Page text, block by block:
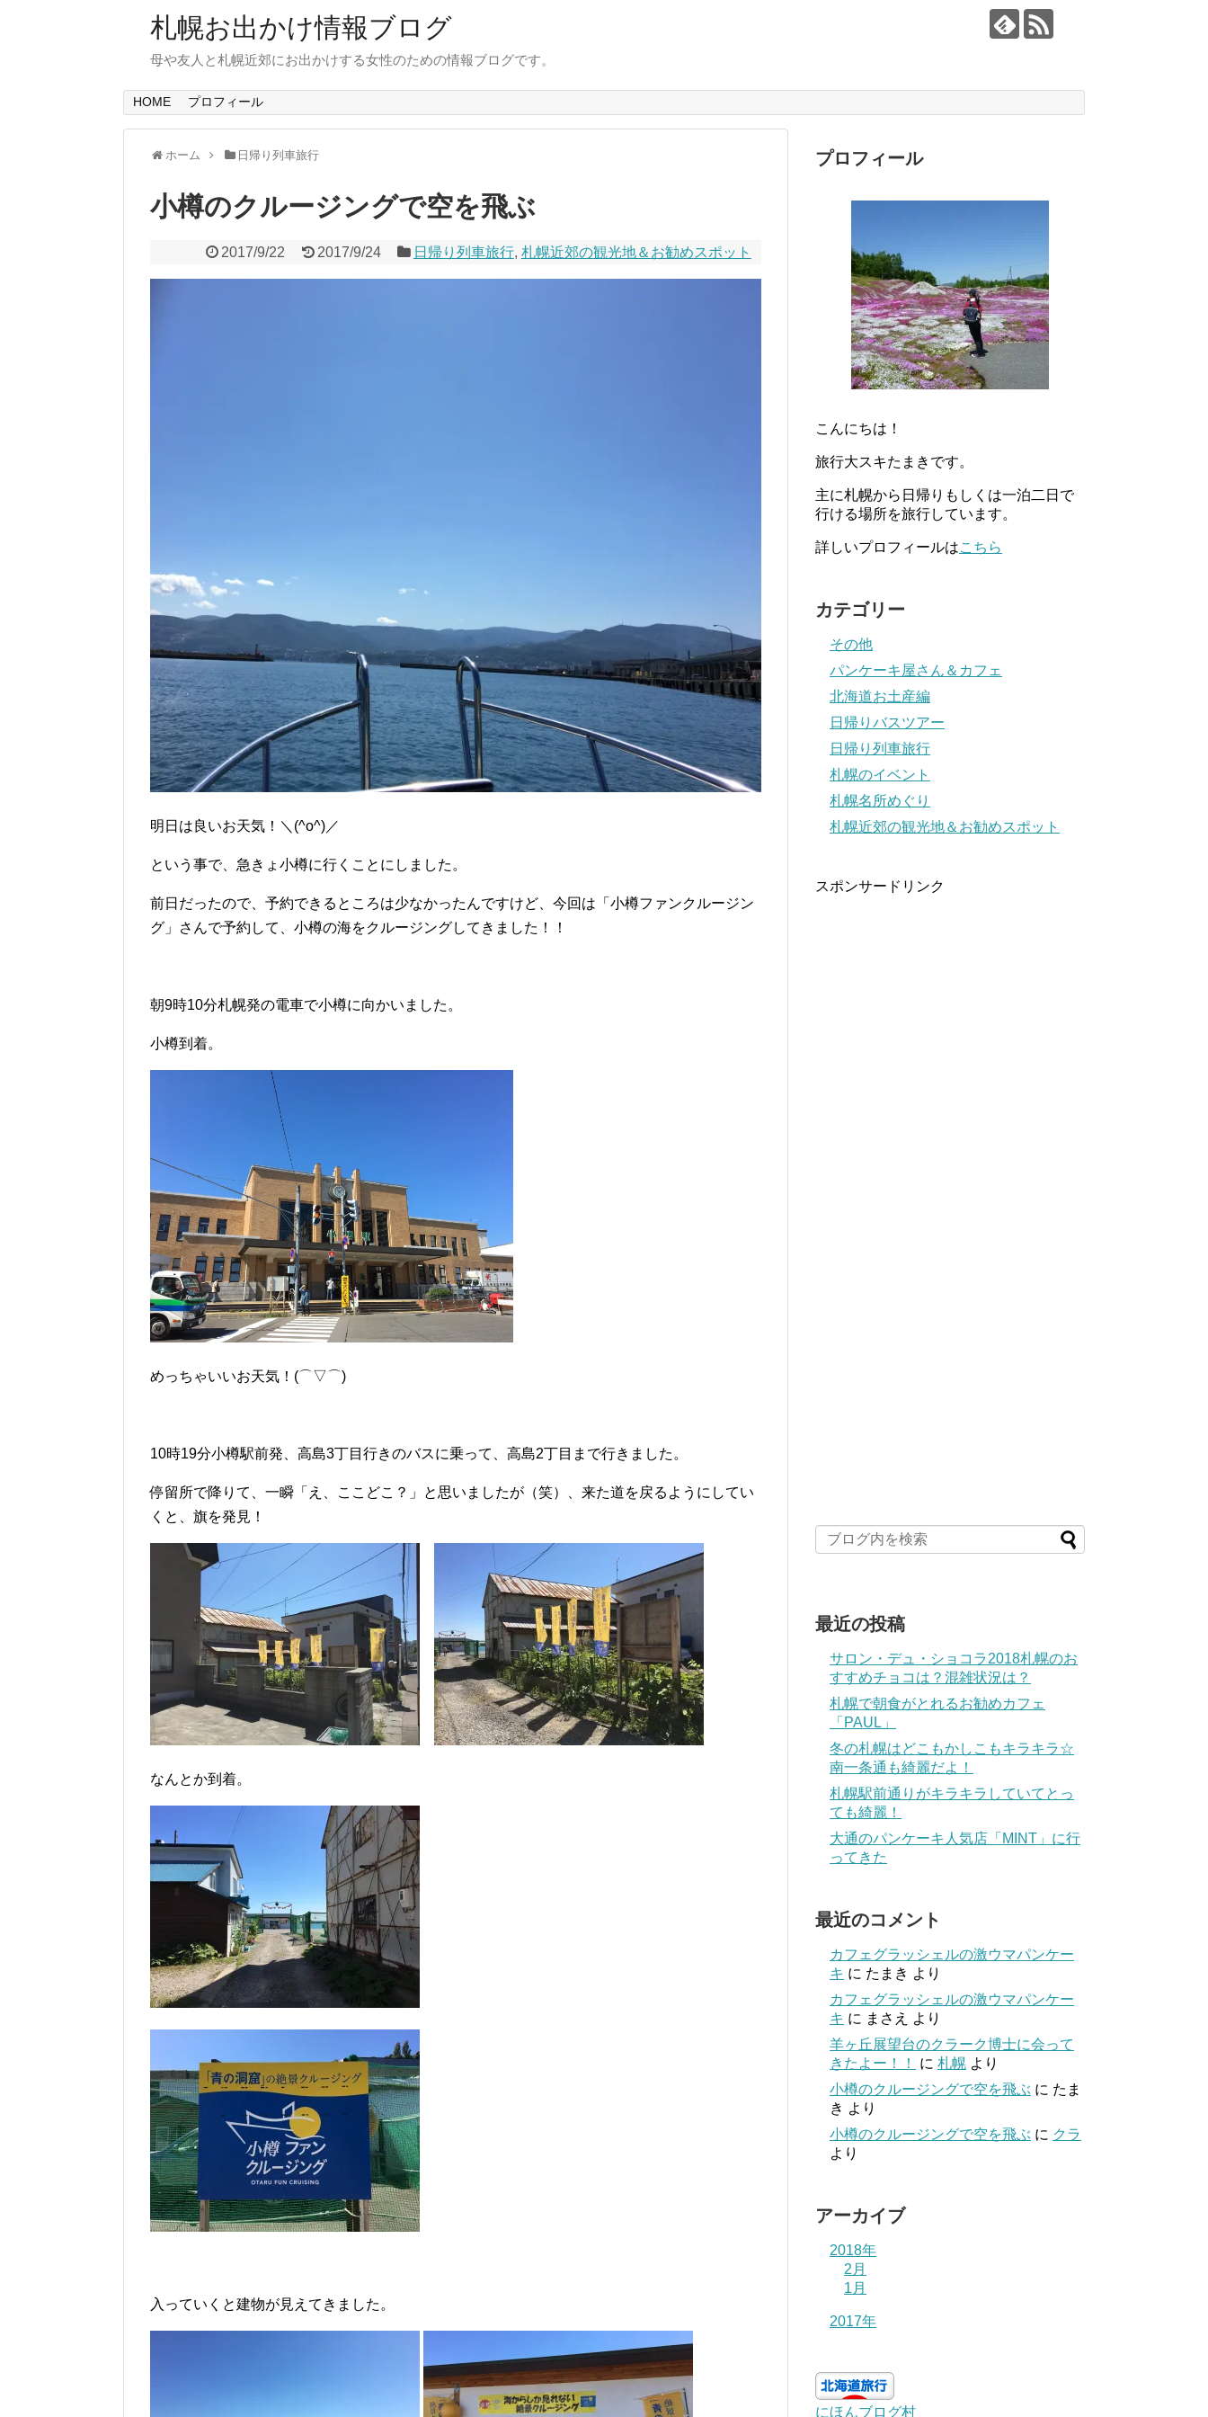
札幌お出かけ情報ブログ
母や友人と札幌近郊にお出かけする女性のための情報ブログです。
HOME プロフィール
ホーム 日帰り列車旅行
小樽のクルージングで空を飛ぶ
2017/9/22 2017/9/24 日帰り列車旅行, 札幌近郊の観光地＆お勧めスポット
明日は良いお天気！＼(^o^)／
という事で、急きょ小樽に行くことにしました。
前日だったので、予約できるところは少なかったんですけど、今回は「小樽ファンクルージン
グ」さんで予約して、小樽の海をクルージングしてきました！！
朝9時10分札幌発の電車で小樽に向かいました。
小樽到着。
めっちゃいいお天気！(⌒▽⌒)
10時19分小樽駅前発、高島3丁目行きのバスに乗って、高島2丁目まで行きました。
停留所で降りて、一瞬「え、ここどこ？」と思いましたが（笑）、来た道を戻るようにしてい
くと、旗を発見！
なんとか到着。
入っていくと建物が見えてきました。
プロフィール
こんにちは！
旅行大スキたまきです。
主に札幌から日帰りもしくは一泊二日で
行ける場所を旅行しています。
詳しいプロフィールはこちら
カテゴリー
その他
パンケーキ屋さん＆カフェ
北海道お土産編
日帰りバスツアー
日帰り列車旅行
札幌のイベント
札幌名所めぐり
札幌近郊の観光地＆お勧めスポット
スポンサードリンク
最近の投稿
サロン・デュ・ショコラ2018札幌のお
すすめチョコは？混雑状況は？
札幌で朝食がとれるお勧めカフェ
「PAUL」
冬の札幌はどこもかしこもキラキラ☆
南一条通も綺麗だよ！
札幌駅前通りがキラキラしていてとっ
ても綺麗！
大通のパンケーキ人気店「MINT」に行
ってきた
最近のコメント
カフェグラッシェルの激ウマパンケー
キ に たまき より
カフェグラッシェルの激ウマパンケー
キ に まさえ
より
羊ヶ丘展望台のクラーク博士に会って
きたよー！！
に 札幌 より
小樽のクルージングで空を飛ぶ に たま
き より
小樽のクルージングで空を飛ぶ に クラ
より
アーカイブ
2018年
2月
1月
2017年
にほんブログ村